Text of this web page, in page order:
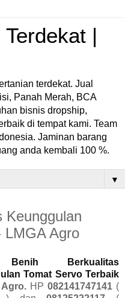
|
terdekat. Jual
Panah Merah, BCA
bisnis dropship,
di tempat kami. Team
Jaminan barang
anda kembali 100 %.
▼
Keunggulan
LMGA Agro
Berkualitas
Tomat Servo Terbaik
. HP 082141747141 (